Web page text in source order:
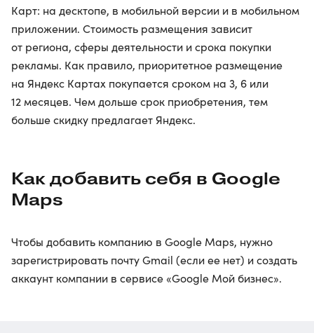
Карт: на десктопе, в мобильной версии и в мобильном
приложении. Стоимость размещения зависит
от региона, сферы деятельности и срока покупки
рекламы. Как правило, приоритетное размещение
на Яндекс Картах покупается сроком на 3, 6 или
12 месяцев. Чем дольше срок приобретения, тем
больше скидку предлагает Яндекс.
Как добавить себя в Google
Maps
Чтобы добавить компанию в Google Maps, нужно
зарегистрировать почту Gmail (если ее нет) и создать
аккаунт компании в сервисе «Google Мой бизнес».